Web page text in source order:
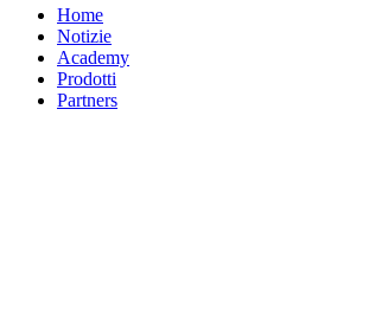
Home
Notizie
Academy
Prodotti
Partners